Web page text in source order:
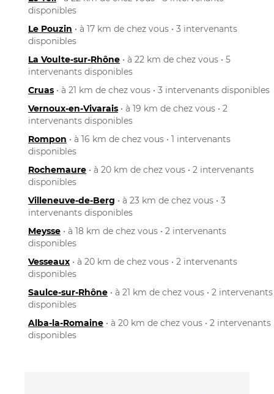
disponibles
Le Pouzin • à 17 km de chez vous • 3 intervenants
disponibles
La Voulte-sur-Rhône • à 22 km de chez vous • 5
intervenants disponibles
Cruas • à 21 km de chez vous • 3 intervenants disponibles
Vernoux-en-Vivarais • à 19 km de chez vous • 2
intervenants disponibles
Rompon • à 16 km de chez vous • 1 intervenants
disponibles
Rochemaure • à 20 km de chez vous • 2 intervenants
disponibles
Villeneuve-de-Berg • à 23 km de chez vous • 3
intervenants disponibles
Meysse • à 18 km de chez vous • 2 intervenants
disponibles
Vesseaux • à 20 km de chez vous • 2 intervenants
disponibles
Saulce-sur-Rhône • à 21 km de chez vous • 2 intervenants
disponibles
Alba-la-Romaine • à 20 km de chez vous • 2 intervenants
disponibles